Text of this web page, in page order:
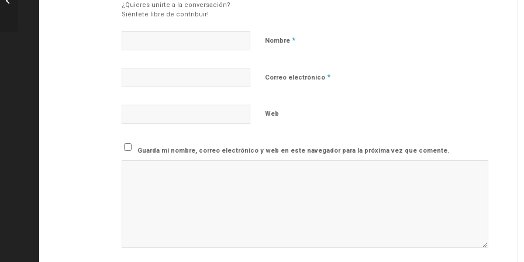
¿Quieres unirte a la conversación?
Siéntete libre de contribuir!
Nombre *
Correo electrónico *
Web
Guarda mi nombre, correo electrónico y web en este navegador para la próxima vez que comente.
con la vuelta a los entrenamientos